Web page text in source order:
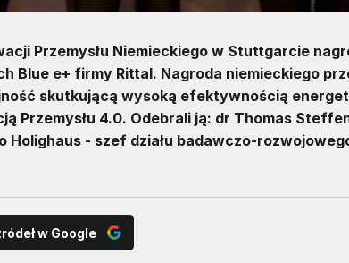
Przemysłu Niemieckiego w Stuttgarcie
Blue e+ firmy Rittal. Nagroda niemieckiego
skutkującą wysoką efektywnością
Przemysłu 4.0. Odebrali ją: dr Thomas
Holighaus - szef działu badawczo-
w Google